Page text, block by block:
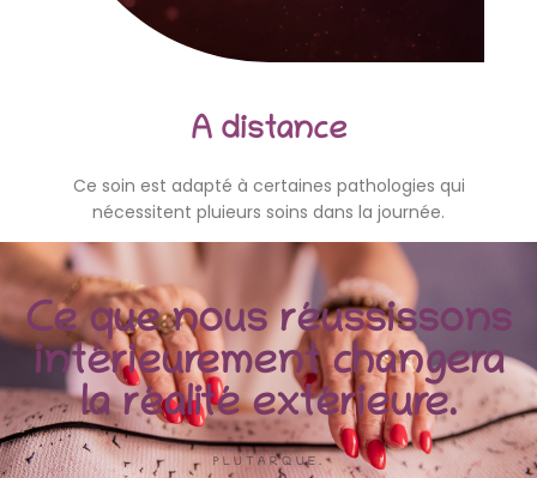
A distance
Ce soin est adapté à certaines pathologies qui
nécessitent pluieurs soins dans la journée.
Ce que nous réussissons
intérieurement changera
la réalité extérieure.
PLUTARQUE.